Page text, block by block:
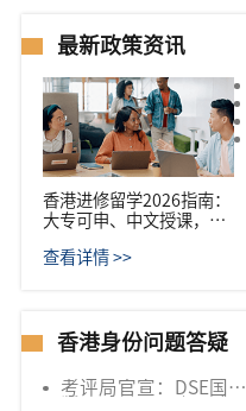
最新政策资讯
香港进修留学2026指南：
大专可申、中文授课，一
查看详情 >>
香港身份问题答疑
考评局官宣：DSE国际